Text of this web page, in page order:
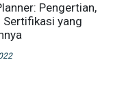
Pengertian,
Sertifikasi yang